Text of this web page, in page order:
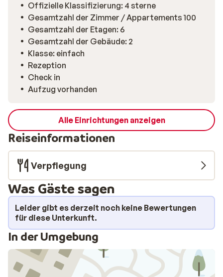
Bar ist ein gemütlicher Treffpunkt für einen Drink und
gute Gespräche über die Erlebnisse des Skitages. Die
Lage ist ein echtes Highlight: Ski-in/Ski-out, direkt an
der Piste und mitten im Zentrum von Marilleva 1400.
Alles, was Sie benötigen, befindet sich in unmittelbarer
Nähe, während Sie gleichzeitig das große Skigebiet im
Val di Sole voll auskosten können. Hier sind die
perfekten Voraussetzungen für einen sorgenfreien
die Berge gegeben.
Offizielle Klassifizierung: 4 sterne
Gesamtzahl der Zimmer / Appartements 100
Gesamtzahl der Etagen: 6
Gesamtzahl der Gebäude: 2
Klasse: einfach
Rezeption
Check in
Aufzug vorhanden
Alle Einrichtungen anzeigen
Reiseinformationen
Verpflegung
Was Gäste sagen
Leider gibt es derzeit noch keine Bewertungen
für diese Unterkunft.
In der Umgebung